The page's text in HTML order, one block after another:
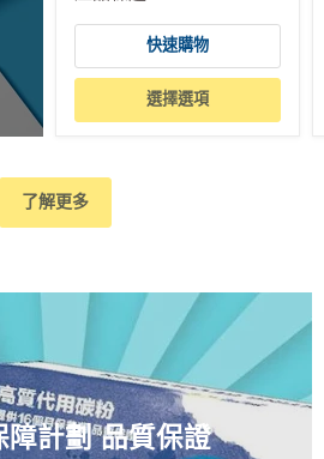
快速購物
選擇選項
了解更多
障計劃 品質保證